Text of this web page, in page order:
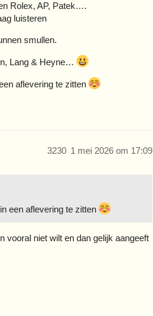
Rolex, AP, Patek….
luisteren
smullen.
Lang & Heyne…
aflevering te zitten
1 mei 2026 om 17:09
3230
een aflevering te zitten
vooral niet wilt en dan gelijk aangeeft